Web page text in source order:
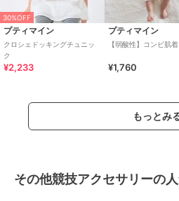
30%OFF
プティマイン
クロシェドッキングチュニッ
ク
¥2,233
プティマイン
【弱酸性】コンビ肌着
¥1,760
もっとみ
その他競技アクセサリーの